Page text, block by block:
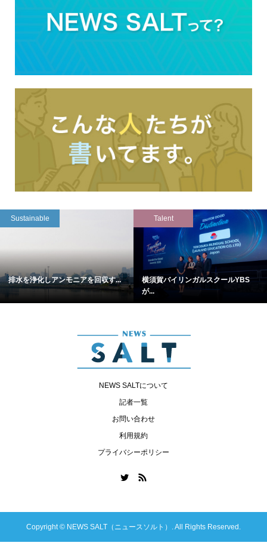
Sustainable
排水を浄化しアンモニアを回収す...
Talent
横須賀バイリンガルスクールYBS
が...
NEWS SALTについて
記者一覧
お問い合わせ
利用規約
プライバシーポリシー
Copyright © NEWS SALT（ニュースソルト）. All Rights Reserved.